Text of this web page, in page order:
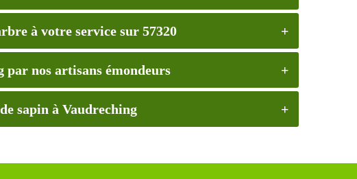
à votre service sur 57320
par nos artisans émondeurs
sapin à Vaudreching